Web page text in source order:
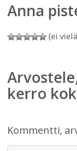
Anna
(ei
kerro
Kommentti,